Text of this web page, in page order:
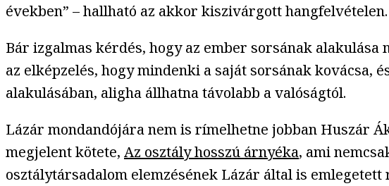
években” – hallható az akkor kiszivárgott hangfelvételen.
Bár izgalmas kérdés, hogy az ember sorsának
az elképzelés, hogy mindenki a saját sorsának
alakulásában, aligha állhatna távolabb a valóságtól.
Lázár mondandójára nem is rímelhetne jobban Huszár
megjelent kötete, Az osztály hosszú árnyéka, ami
osztálytársadalom elemzésének Lázár által is